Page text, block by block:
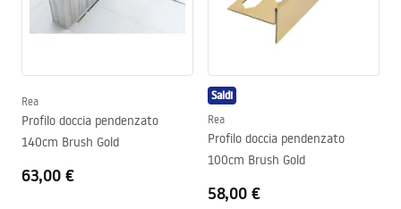
Rea
Profilo doccia pendenzato
140cm Brush Gold
63,00 €
Saldi
Rea
Profilo doccia pendenzato
100cm Brush Gold
58,00 €